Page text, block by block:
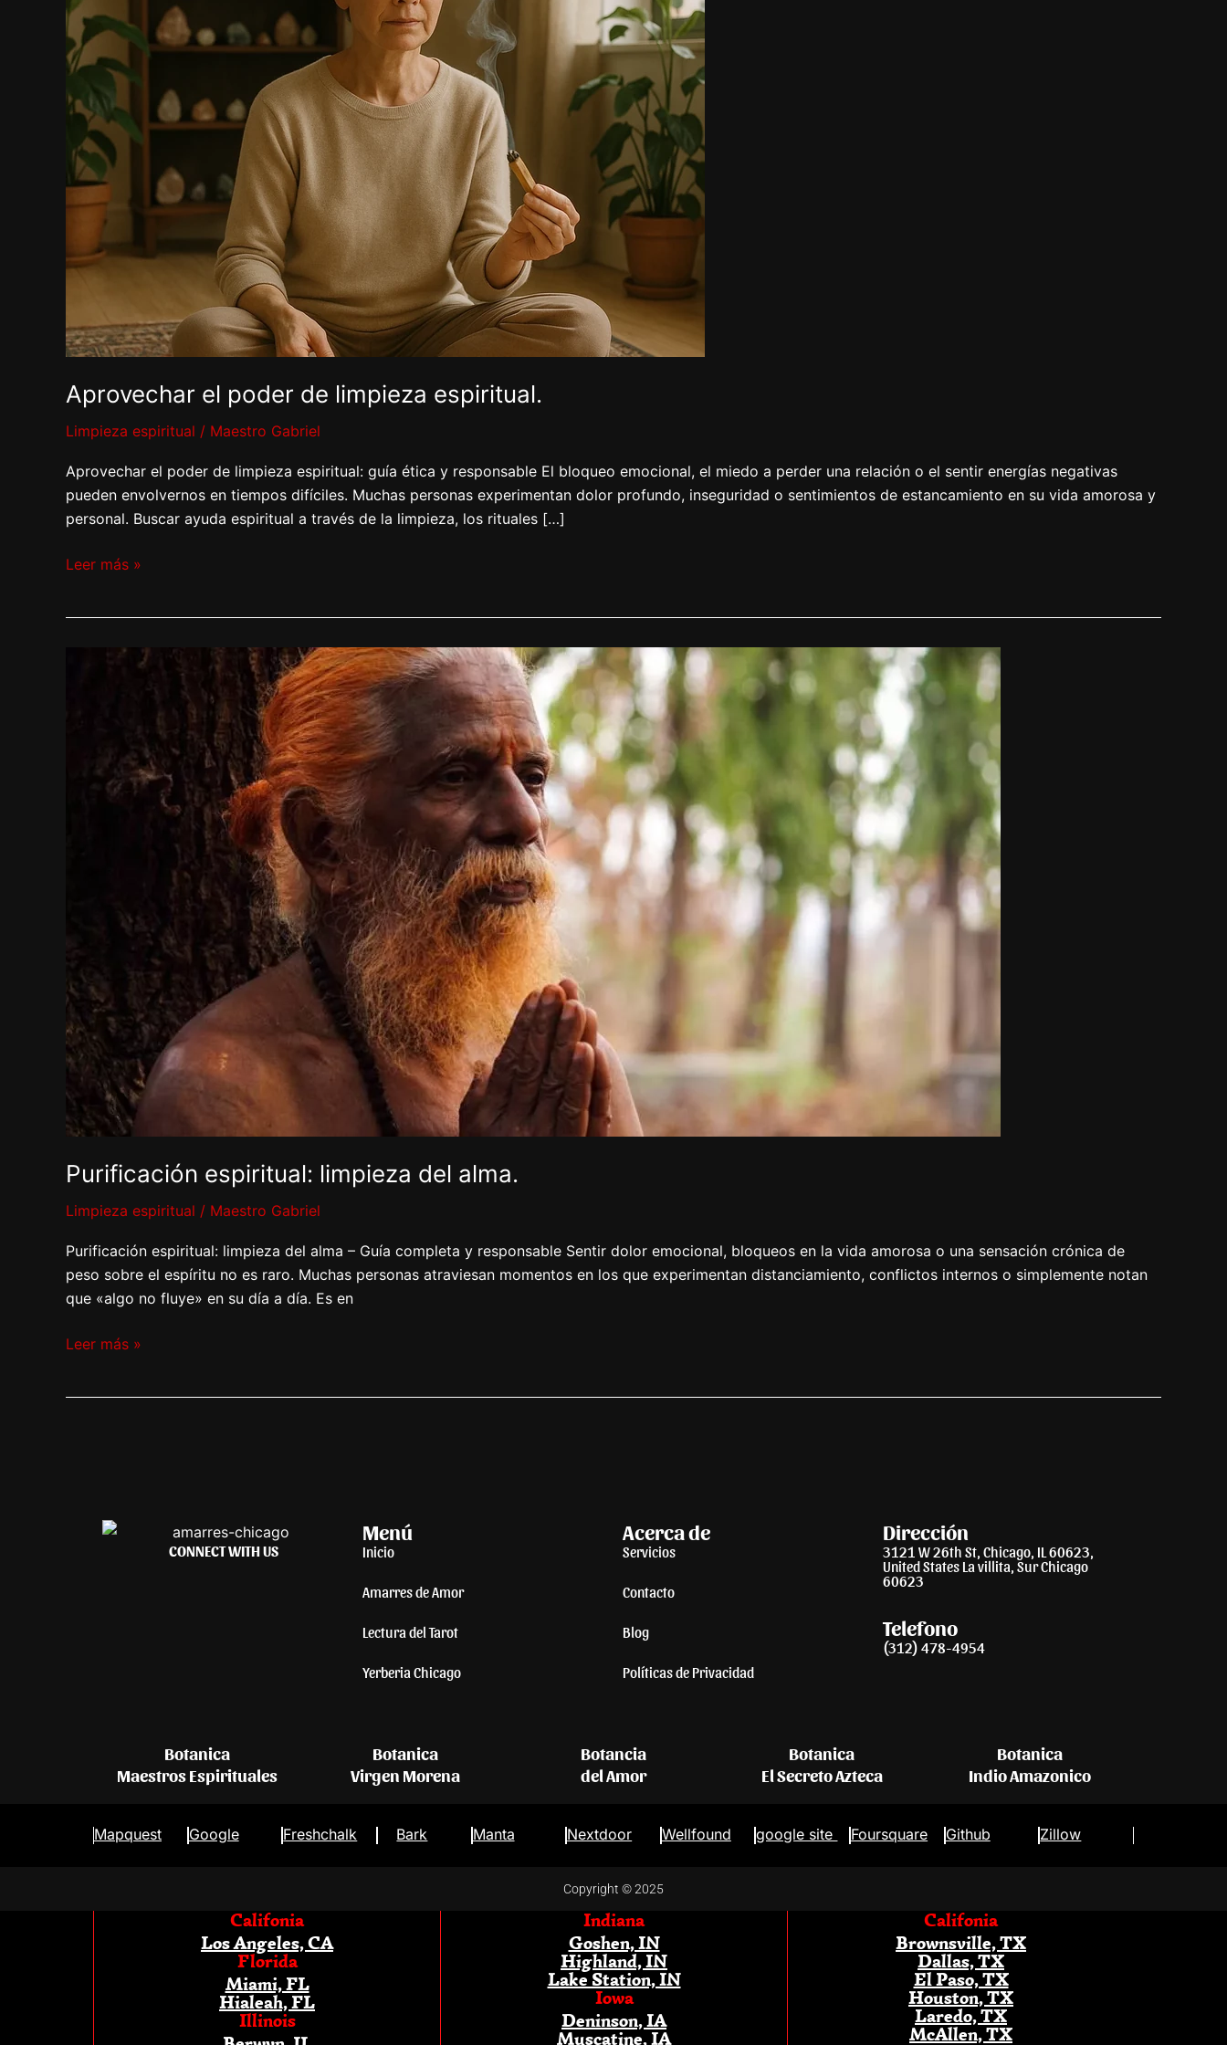
Aprovechar el poder de limpieza espiritual.
Limpieza espiritual / Maestro Gabriel
Aprovechar el poder de limpieza espiritual: guía ética y responsable El bloqueo emocional, el miedo a perder una relación o el sentir energías negativas
pueden envolvernos en tiempos difíciles. Muchas personas experimentan dolor profundo, inseguridad o sentimientos de estancamiento en su vida amorosa y
personal. Buscar ayuda espiritual a través de la limpieza, los rituales […]
el
poder
de
limpieza
espiritual.
Leer más »
Purificación espiritual: limpieza del alma.
Limpieza espiritual / Maestro Gabriel
Purificación espiritual: limpieza del alma – Guía completa y responsable Sentir dolor emocional, bloqueos en la vida amorosa o una sensación crónica de
peso sobre el espíritu no es raro. Muchas personas atraviesan momentos en los que experimentan distanciamiento, conflictos internos o simplemente notan
que «algo no fluye» en su día a día. Es en
Purificación
Leer más »
CONNECT WITH US
Menú
Inicio
Amarres de Amor
Lectura del Tarot
Yerberia Chicago
Acerca de
Servicios
Contacto
Blog
Políticas de Privacidad
Dirección
3121 W 26th St, Chicago, IL 60623,
United States La villita, Sur Chicago
60623
Telefono
(312) 478-4954
Botanica
Maestros Espirituales
Botanica
Virgen Morena
Botancia
del Amor
Botanica
El Secreto Azteca
Botanica
Indio Amazonico
Mapquest Google Freshchalk Bark Manta Nextdoor Wellfound google site Foursquare Github Zillow
Copyright © 2025
Califonia
Los Angeles, CA
Florida
Miami, FL
Hialeah, FL
Illinois
Indiana
Goshen, IN
Highland, IN
Lake Station, IN
Iowa
Deninson, IA
Muscatine, IA
Califonia
Brownsville, TX
Dallas, TX
El Paso, TX
Houston, TX
Laredo, TX
McAllen, TX